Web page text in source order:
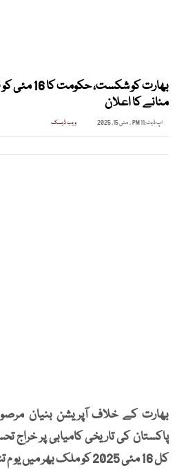
بھارت کو
منانے کا اعلان
اپ ڈیٹ:11 PM , مئی 15, 2025 ویب ڈیسک
بھارت کے خلاف آپریشن بنیان
پاکستان کی تاریخی کامیابی پر
کل 16 مئی 2025 کو ملک بھر میں یو م تشکر منا یا جائے گا۔